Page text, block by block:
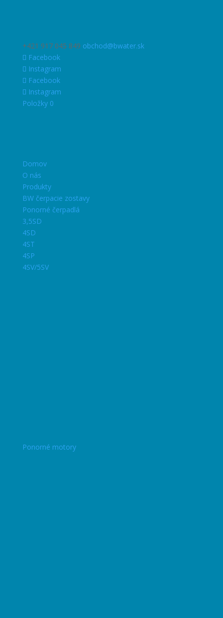
+421 917 045 849 obchod@bwater.sk
Facebook
Instagram
Facebook
Instagram
Položky 0
Domov
O nás
Produkty
BW čerpacie zostavy
Ponorné čerpadlá
3,5SD
4SD
4ST
4SP
4SV/5SV
Ponorné motory